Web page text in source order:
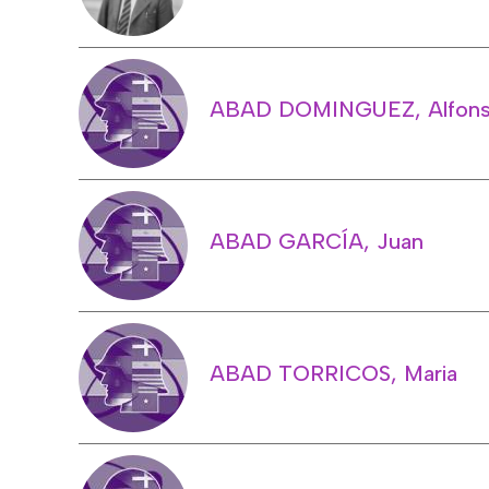
ABAD DOMINGUEZ,
ABAD GARCÍA, Juan
ABAD TORRICOS, Maria